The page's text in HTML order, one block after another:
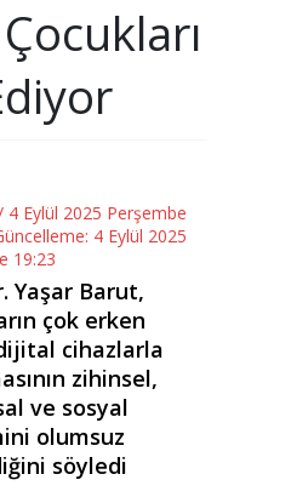
4 Eylül 2025 Perşembe
4 Eylül 2025
19:23
Yaşar Barut,
çok erken
cihazlarla
zihinsel,
ve sosyal
olumsuz
söyledi